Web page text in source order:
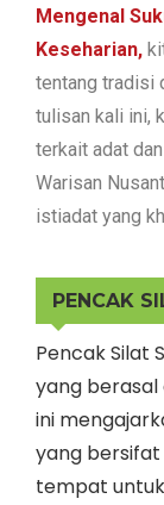
Mengenal
Keseharian,
tentang tradisi
tulisan kali ini,
terkait adat
Warisan
istiadat yang
PENCAK
Pencak Silat
yang berasal
ini
yang bersifat
tempat